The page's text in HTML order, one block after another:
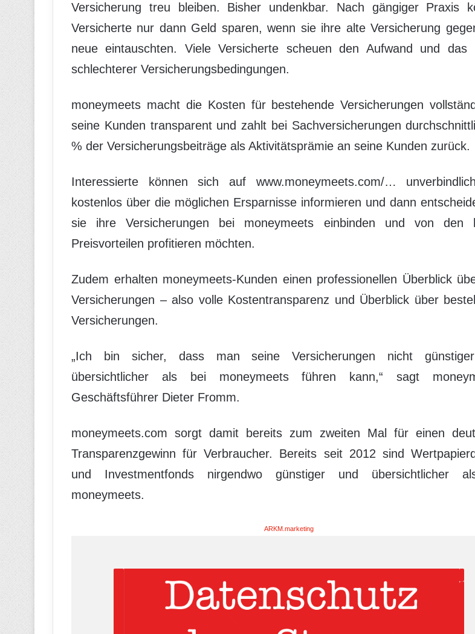
Versicherung treu bleiben. Bisher undenkbar. Nach gängiger Praxis
Versicherte nur dann Geld sparen, wenn sie ihre alte Versicherung
neue eintauschten. Viele Versicherte scheuen den Aufwand und das
schlechterer Versicherungsbedingungen.
moneymeets macht die Kosten für bestehende Versicherungen
seine Kunden transparent und zahlt bei Sachversicherungen
% der Versicherungsbeiträge als Aktivitätsprämie an seine Kunden zurück.
Interessierte können sich auf www.moneymeets.com/…
kostenlos über die möglichen Ersparnisse informieren und dann
sie ihre Versicherungen bei moneymeets einbinden und von den
Preisvorteilen profitieren möchten.
Zudem erhalten moneymeets-Kunden einen professionellen Überblick
Versicherungen – also volle Kostentransparenz und Überblick über
Versicherungen.
„Ich bin sicher, dass man seine Versicherungen nicht
übersichtlicher als bei moneymeets führen kann,“ sagt
Geschäftsführer Dieter Fromm.
moneymeets.com sorgt damit bereits zum zweiten Mal für einen
Transparenzgewinn für Verbraucher. Bereits seit 2012 sind
und Investmentfonds nirgendwo günstiger und übersichtlicher
moneymeets.
ARKM.marketing